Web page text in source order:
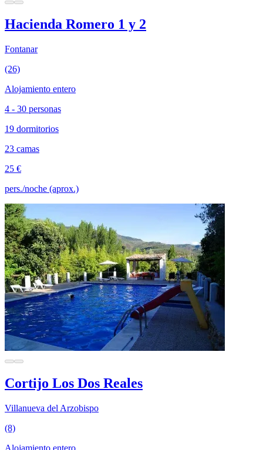
Hacienda Romero 1 y 2
Fontanar
(26)
Alojamiento entero
4 - 30 personas
19 dormitorios
23 camas
25 €
pers./noche (aprox.)
Cortijo Los Dos Reales
Villanueva del Arzobispo
(8)
Alojamiento entero